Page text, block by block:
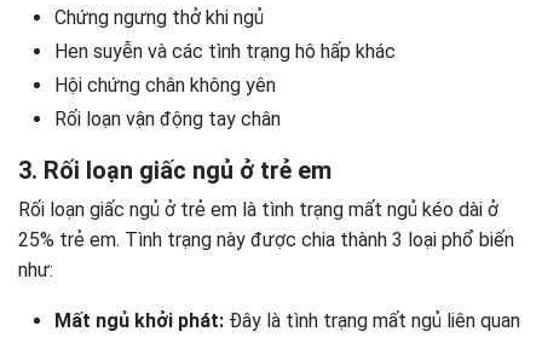
Chứng ngưng thở khi ngủ
Hen suyễn và các tình trạng hô hấp khác
Hội chứng chân không yên
Rối loạn vận động tay chân
3. Rối loạn giấc ngủ ở trẻ em
Rối loạn giấc ngủ ở trẻ em là tình trạng mất ngủ kéo dài ở
25% trẻ em. Tình trạng này được chia thành 3 loại phổ biến
như:
Mất ngủ khởi phát: Đây là tình trạng mất ngủ liên quan